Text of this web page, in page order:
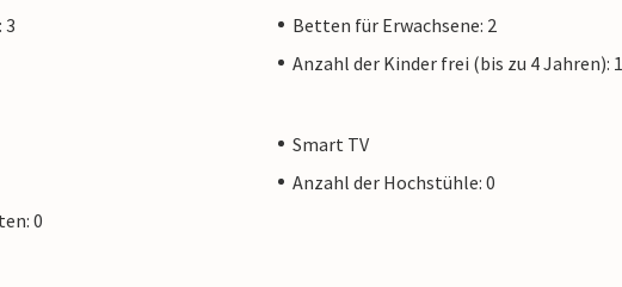
3
Betten für Erwachsene: 2
Anzahl der Kinder frei (bis zu 4 Jahren): 1
Smart TV
Anzahl der Hochstühle: 0
0